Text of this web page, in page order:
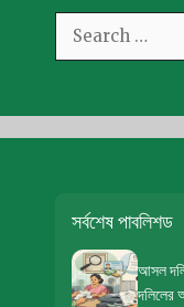
for:
সর্বশেষ পাবলিশড
আসল
দলিলের